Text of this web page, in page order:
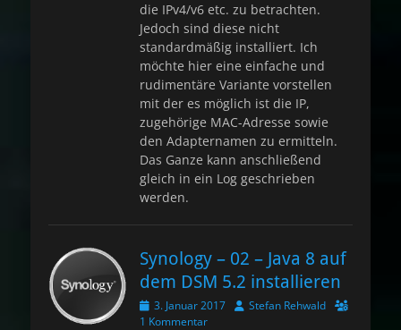
die IPv4/v6 etc. zu betrachten.
Jedoch sind diese nicht
standardmäßig installiert. Ich
möchte hier eine einfache und
rudimentäre Variante vorstellen
mit der es möglich ist die IP,
zugehörige MAC-Adresse sowie
den Adapternamen zu ermitteln.
Das Ganze kann anschließend
gleich in ein Log geschrieben
werden.
Synology – 02 – Java 8 auf
dem DSM 5.2 installieren
Veröffentlicht
am
3. Januar 2017 AutorStefan Rehwald
1 Kommentar